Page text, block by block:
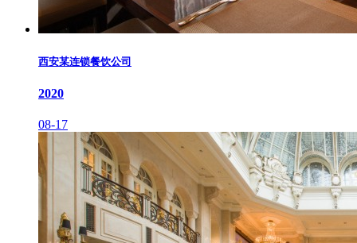
西安某连锁餐饮公司
2020
08-17